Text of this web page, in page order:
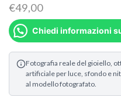
€49,00
Chiedi informazioni
Fotografia reale del gioiello,
artificiale per luce, sfondo e
al modello fotografato.